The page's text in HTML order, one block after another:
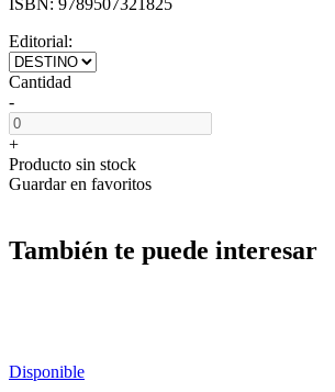
Editorial:
Cantidad
-
+
Producto sin stock
Guardar en favoritos
También te puede interesar
Disponible